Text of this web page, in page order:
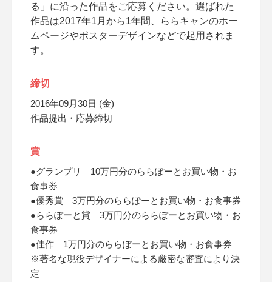
る」に沿った作品をご応募ください。選ばれた
作品は2017年1月から1年間、ららキャンのホー
ムページやポスターデザインなどで起用されま
す。
締切
2016年09月30日 (金)
作品提出・応募締切
賞
●グランプリ 10万円分のららぽーとお買い物・お
食事券
●優秀賞 3万円分のららぽーとお買い物・お食事券
●ららぽーと賞 3万円分のららぽーとお買い物・お
食事券
●佳作 1万円分のららぽーとお買い物・お食事券
※著名な現役デザイナーによる厳密な審査により決
定